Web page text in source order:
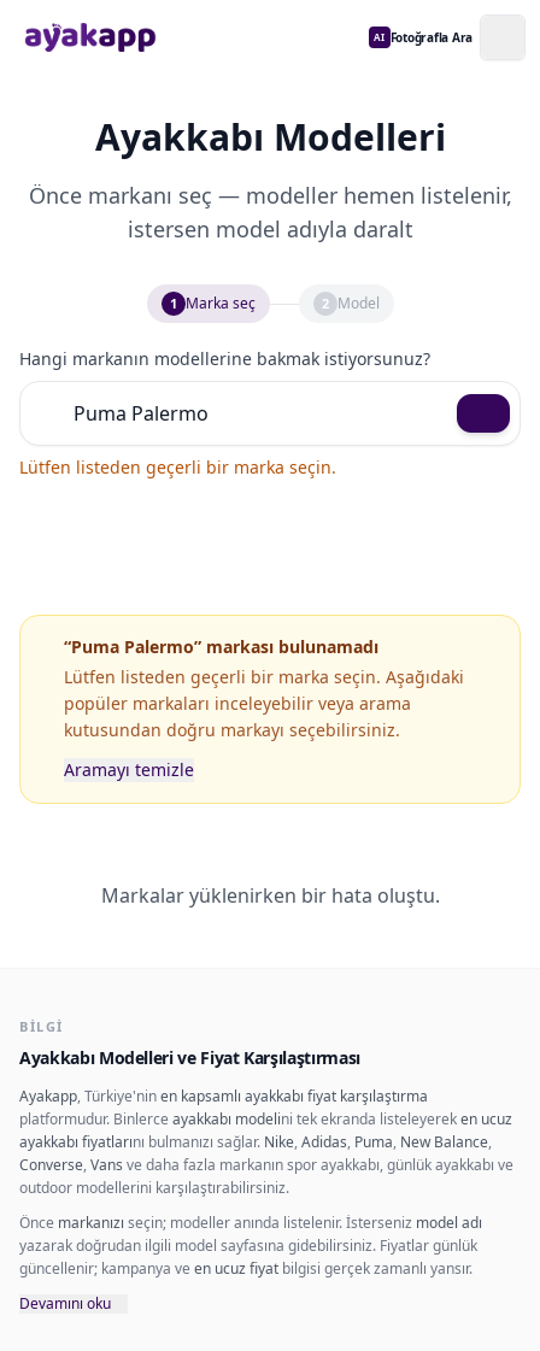
AI Fotoğrafla Ara
Ayakkabı Modelleri
Önce markanı seç — modeller hemen listelenir,
istersen model adıyla daralt
1 Marka seç 2 Model
Hangi markanın modellerine bakmak istiyorsunuz?
Lütfen listeden geçerli bir marka seçin.
“Puma Palermo” markası bulunamadı
Lütfen listeden geçerli bir marka seçin. Aşağıdaki
popüler markaları inceleyebilir veya arama
kutusundan doğru markayı seçebilirsiniz.
Aramayı temizle
Markalar yüklenirken bir hata oluştu.
BILGI
Ayakkabı Modelleri ve Fiyat Karşılaştırması
Ayakapp, Türkiye'ninen kapsamlı ayakkabı fiyat karşılaştırma
platformudur. Binlerce ayakkabı modelini tek ekranda listeleyereken ucuz
ayakkabı fiyatlarını bulmanızı sağlar. Nike,Adidas, Puma, New Balance,
Converse,Vans ve daha fazla markanın spor ayakkabı, günlük ayakkabı ve
outdoor modellerini karşılaştırabilirsiniz.
Önce markanızı seçin; modeller anında listelenir. İsterseniz model adı
yazarak doğrudan ilgili model sayfasına gidebilirsiniz. Fiyatlar günlük
güncellenir; kampanya ve en ucuz fiyat bilgisi gerçek zamanlı yansır.
Devamını oku